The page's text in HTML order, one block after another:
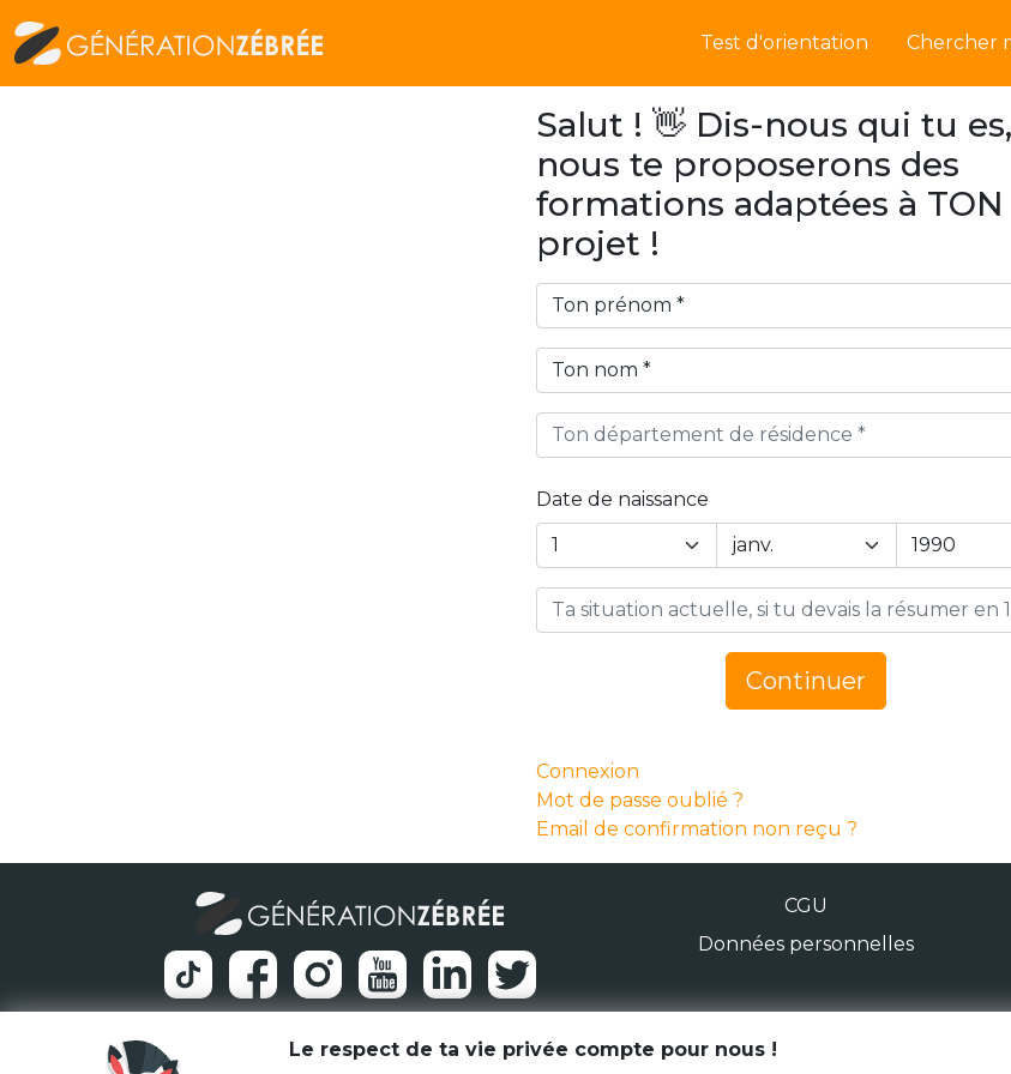
Test d'orientation Chercher
Salut ! 👋 Dis-nous qui tu es,
nous te proposerons des
formations adaptées à TON
projet !
Ton département de résidence *
Date de naissance
Year
Continuer
Connexion
Mot de passe oublié ?
Email de confirmation non reçu ?
CGU
Données personnelles
© Génération Zébrée 2026
Le respect de ta vie privée compte pour nous !